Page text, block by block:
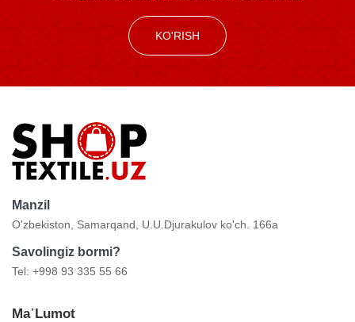
KO'RISH
Manzil
O'zbekiston, Samarqand, U.U.Djurakulov ko'ch. 166a
Savolingiz bormi?
Tel: +998 93 335 55 66
Ma᾿lumot